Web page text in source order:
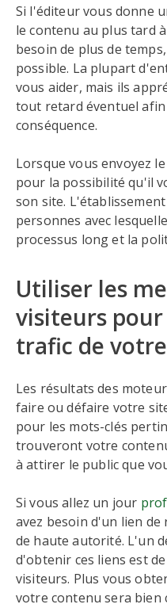
Si l'éditeur vous donne
le contenu au plus tard
besoin de plus de
possible. La plupart
vous aider, mais ils
tout retard éventuel
conséquence.
Lorsque vous envoyez
pour la possibilité qu'il
son site.
personnes avec
processus long et la
Utiliser les
visiteurs
trafic de
Les résultats des
faire ou défaire votre
pour les mots-clés
trouveront votre
à attirer le public que
Si vous allez un jour
avez besoin d'un lien
de haute autorité. L'un
d'obtenir ces liens est
visiteurs. Plus vous
votre contenu sera bien